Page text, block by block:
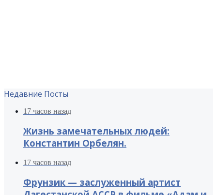
Недавние Посты
17 часов назад
Жизнь замечательных людей:
Константин Орбелян.
17 часов назад
Фрунзик — заслуженный артист